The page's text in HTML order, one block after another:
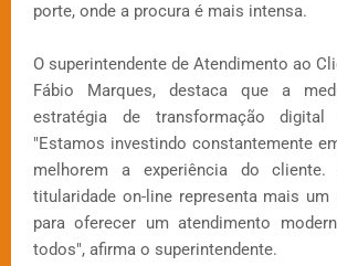
porte, onde a procura é mais intensa.
O superintendente de Atendimento ao
Fábio Marques, destaca que a
estratégia de transformação digital
"Estamos investindo constantemente
melhorem a experiência do
titularidade on-line representa mais um
para oferecer um atendimento
todos", afirma o superintendente.